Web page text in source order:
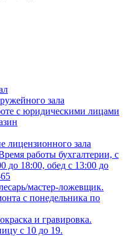
зала
с юридическими лицами
лицензионного зала
работы бухгалтерии, с
до 18:00, обед с 13:00 до
мастер-ложевщик.
с понедельника по
и гравировка.
с 10 до 19.